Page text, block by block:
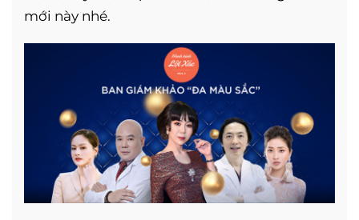
mới này nhé.